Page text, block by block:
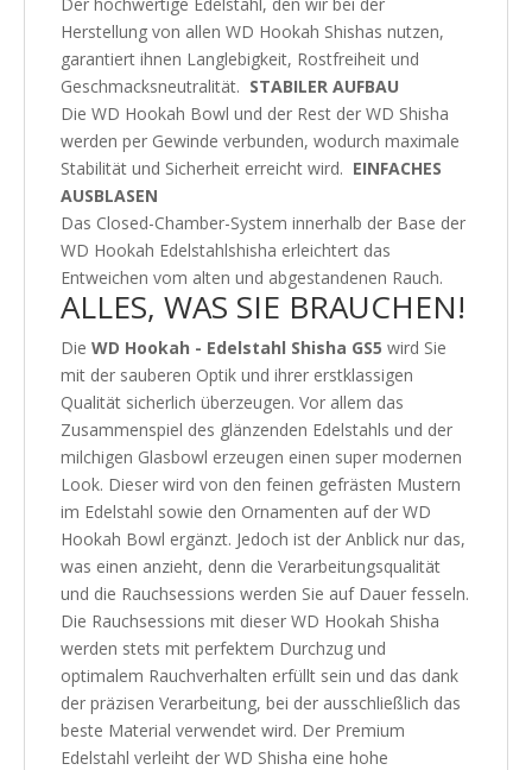
Herstellung von allen WD Hookah Shishas nutzen,
garantiert ihnen Langlebigkeit, Rostfreiheit und
Geschmacksneutralität. STABILER AUFBAU
Die WD Hookah Bowl und der Rest der WD Shisha
werden per Gewinde verbunden, wodurch maximale
Stabilität und Sicherheit erreicht wird. EINFACHES
AUSBLASEN
Das Closed-Chamber-System innerhalb der Base der
WD Hookah Edelstahlshisha erleichtert das
Entweichen vom alten und abgestandenen Rauch.
ALLES, WAS SIE BRAUCHEN!
Die WD Hookah - Edelstahl Shisha GS5 wird Sie
mit der sauberen Optik und ihrer erstklassigen
Qualität sicherlich überzeugen. Vor allem das
Zusammenspiel des glänzenden Edelstahls und der
milchigen Glasbowl erzeugen einen super modernen
Look. Dieser wird von den feinen gefrästen Mustern
im Edelstahl sowie den Ornamenten auf der WD
Hookah Bowl ergänzt. Jedoch ist der Anblick nur das,
was einen anzieht, denn die Verarbeitungsqualität
und die Rauchsessions werden Sie auf Dauer fesseln.
Die Rauchsessions mit dieser WD Hookah Shisha
werden stets mit perfektem Durchzug und
optimalem Rauchverhalten erfüllt sein und das dank
der präzisen Verarbeitung, bei der ausschließlich das
beste Material verwendet wird. Der Premium
Edelstahl verleiht der WD Shisha eine hohe